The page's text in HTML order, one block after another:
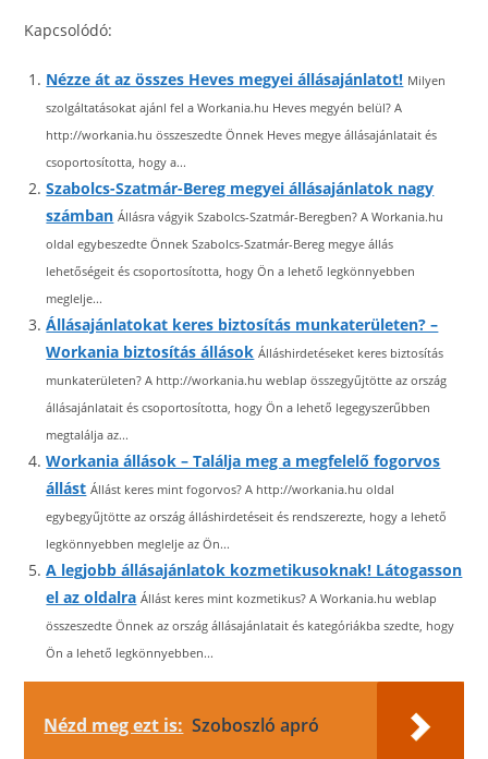
Kapcsolódó:
Nézze át az összes Heves megyei állásajánlatot! Milyen
szolgáltatásokat ajánl fel a Workania.hu Heves megyén belül? A
http://workania.hu összeszedte Önnek Heves megye állásajánlatait és
csoportosította, hogy a...
Szabolcs-Szatmár-Bereg megyei állásajánlatok nagy
számban Állásra vágyik Szabolcs-Szatmár-Beregben? A Workania.hu
oldal egybeszedte Önnek Szabolcs-Szatmár-Bereg megye állás
lehetőségeit és csoportosította, hogy Ön a lehető legkönnyebben
meglelje...
Állásajánlatokat keres biztosítás munkaterületen? –
Workania biztosítás állások Álláshirdetéseket keres biztosítás
munkaterületen? A http://workania.hu weblap összegyűjtötte az ország
állásajánlatait és csoportosította, hogy Ön a lehető legegyszerűbben
megtalálja az...
Workania állások – Találja meg a megfelelő fogorvos
állást Állást keres mint fogorvos? A http://workania.hu oldal
egybegyűjtötte az ország álláshirdetéseit és rendszerezte, hogy a lehető
legkönnyebben meglelje az Ön...
A legjobb állásajánlatok kozmetikusoknak! Látogasson
el az oldalra Állást keres mint kozmetikus? A Workania.hu weblap
összeszedte Önnek az ország állásajánlatait és kategóriákba szedte, hogy
Ön a lehető legkönnyebben...
Nézd meg ezt is: Szoboszló apró